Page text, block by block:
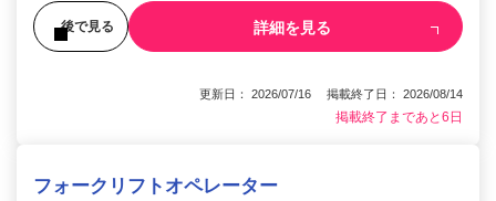
後で見る 詳細を見る
更新日： 2026/07/16 掲載終了日： 2026/08/14
掲載終了まであと6日
フォークリフトオペレーター